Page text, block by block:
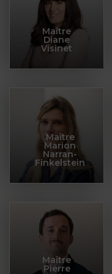
Maître
Diane
Visinet
Maître
Marion
Narran-
Finkelstein
Maître
Pierre